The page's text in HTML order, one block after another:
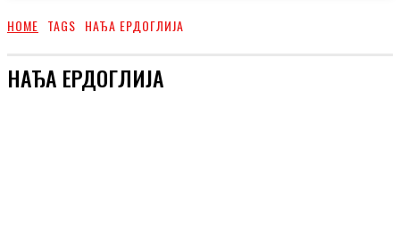
HOME TAGS НАЂА ЕРДОГЛИЈА
НАЂА ЕРДОГЛИЈА